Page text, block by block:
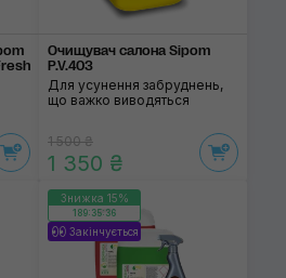
Очищувач салона Sipom
P.V.403
Для усунення забруднень,
що важко виводяться
1 500 ₴
1 350 ₴
Знижка 15%
189:35:36
Закінчується